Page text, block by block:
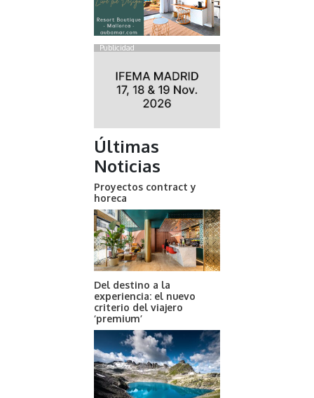
Publicidad
Últimas
Noticias
Proyectos contract y
horeca
Del destino a la
experiencia: el nuevo
criterio del viajero
‘premium’